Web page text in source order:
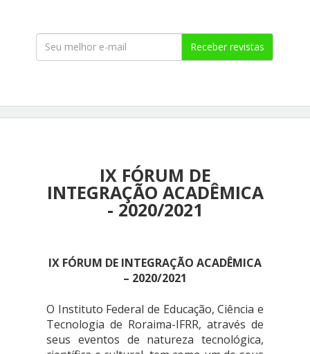
Receber revistas
IX FÓRUM DE
INTEGRAÇÃO ACADÊMICA
- 2020/2021
IX FÓRUM DE INTEGRAÇÃO ACADÊMICA
– 2020/2021
O Instituto Federal de Educação, Ciência e
Tecnologia de Roraima-IFRR, através de
seus eventos de natureza tecnológica,